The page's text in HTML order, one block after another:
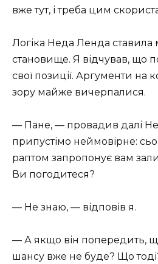
вже тут, і треба цим
Логіка Неда Ленда ставила
становище. Я відчував, що
свої позиції. Аргументи на
зору майже вичерпалися.
— Пане, — провадив далі
припустімо неймовірне:
раптом запропонує вам
Ви погодитеся?
— Не знаю, — відповів я.
— А якщо він попередить,
шансу вже не буде? Що